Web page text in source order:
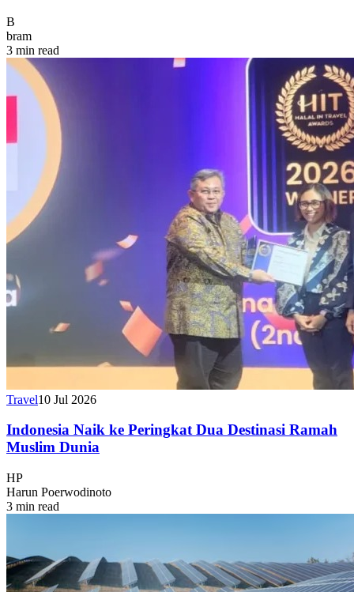
B
bram
3 min read
Travel10 Jul 2026
Indonesia Naik ke Peringkat Dua Destinasi Ramah
Muslim Dunia
HP
Harun Poerwodinoto
3 min read